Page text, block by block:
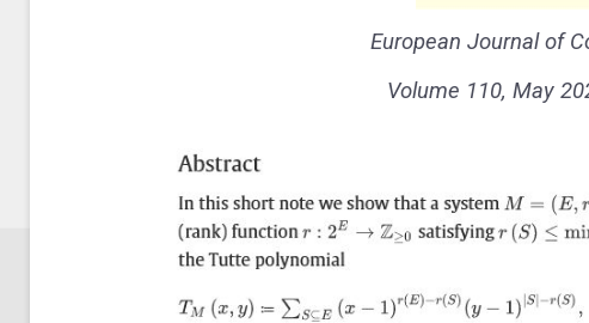
European Journal of
Volume 110, May